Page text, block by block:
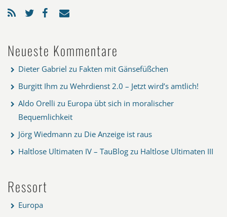
Neueste Kommentare
Dieter Gabriel zu Fakten mit Gänsefüßchen
Burgitt Ihm zu Wehrdienst 2.0 – Jetzt wird’s amtlich!
Aldo Orelli zu Europa übt sich in moralischer
Bequemlichkeit
Jörg Wiedmann zu Die Anzeige ist raus
Haltlose Ultimaten IV – TauBlog zu Haltlose Ultimaten III
Ressort
Europa